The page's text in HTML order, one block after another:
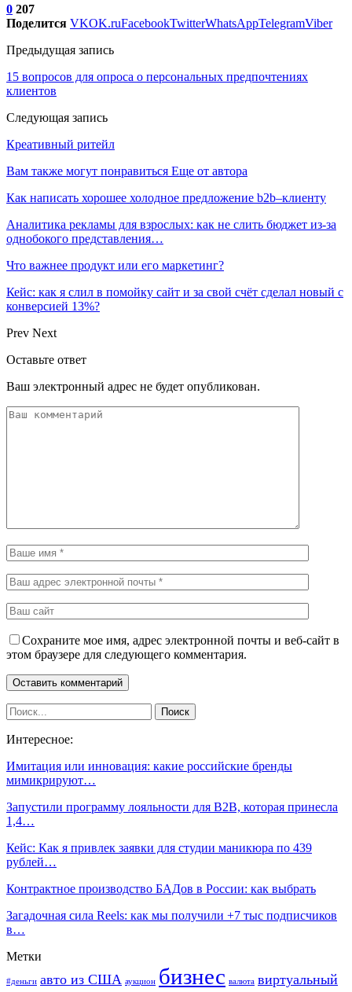
0 207
Поделится VKOK.ruFacebookTwitterWhatsAppTelegramViber
Предыдущая запись
15 вопросов для опроса о персональных предпочтениях
клиентов
Следующая запись
Креативный ритейл
Вам также могут понравиться Еще от автора
Как написать хорошее холодное предложение b2b–клиенту
Аналитика рекламы для взрослых: как не слить бюджет из-за
однобокого представления…
Что важнее продукт или его маркетинг?
Кейс: как я слил в помойку сайт и за свой счёт сделал новый с
конверсией 13%?
Prev Next
Оставьте ответ
Ваш электронный адрес не будет опубликован.
Сохраните мое имя, адрес электронной почты и веб-сайт в
этом браузере для следующего комментария.
Интересное:
Имитация или инновация: какие российские бренды
мимикрируют…
Запустили программу лояльности для B2B, которая принесла
1,4…
Кейс: Как я привлек заявки для студии маникюра по 439
рублей…
Контрактное производство БАДов в России: как выбрать
Загадочная сила Reels: как мы получили +7 тыс подписчиков
в…
Метки
#деньги авто из США аукцион бизнес валюта виртуальный